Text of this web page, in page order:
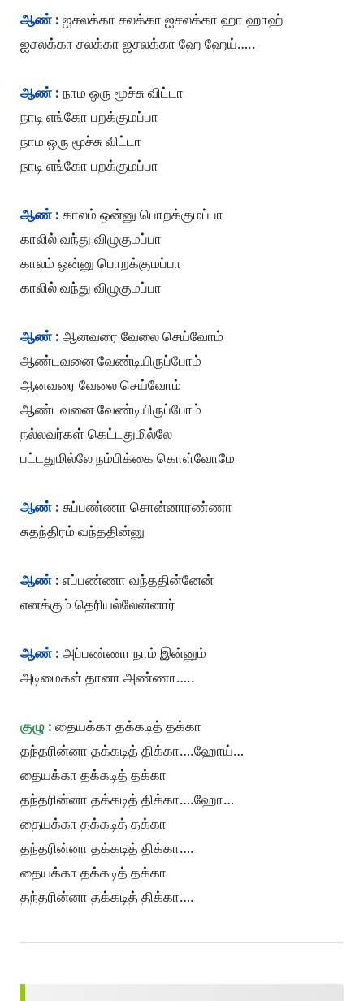
ஆண் : ஐசலக்கா சலக்கா ஐசலக்கா ஹா ஹாஹ்
ஐசலக்கா சலக்கா ஐசலக்கா ஹே ஹேய்…..
ஆண் : நாம ஒரு மூச்சு விட்டா
நாடி எங்கோ பறக்குமப்பா
நாம ஒரு மூச்சு விட்டா
நாடி எங்கோ பறக்குமப்பா
ஆண் : காலம் ஒன்னு பொறக்குமப்பா
காலில் வந்து விழுகுமப்பா
காலம் ஒன்னு பொறக்குமப்பா
காலில் வந்து விழுகுமப்பா
ஆண் : ஆனவரை வேலை செய்வோம்
ஆண்டவனை வேண்டியிருப்போம்
ஆனவரை வேலை செய்வோம்
ஆண்டவனை வேண்டியிருப்போம்
நல்லவர்கள் கெட்டதுமில்லே
பட்டதுமில்லே நம்பிக்கை கொள்வோமே
ஆண் : சுப்பண்ணா சொன்னாரண்ணா
சுதந்திரம் வந்ததின்னு
ஆண் : எப்பண்ணா வந்ததின்னேன்
எனக்கும் தெரியல்லேன்னார்
ஆண் : அப்பண்ணா நாம் இன்னும்
அடிமைகள் தானா அண்ணா…..
குழு : தையக்கா தக்கடித் தக்கா
தந்தரின்னா தக்கடித் திக்கா….ஹோய்…
தையக்கா தக்கடித் தக்கா
தந்தரின்னா தக்கடித் திக்கா….ஹோ…
தையக்கா தக்கடித் தக்கா
தந்தரின்னா தக்கடித் திக்கா….
தையக்கா தக்கடித் தக்கா
தந்தரின்னா தக்கடித் திக்கா….